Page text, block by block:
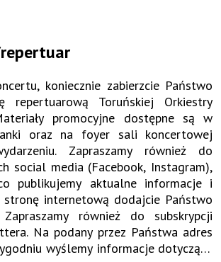
koniecznie zabierzcie Państwo
repertuarową Toruńskiej Orkiestry
oraz na foyer sali koncertowej
Zapraszamy również do
social media (Facebook, Instagram),
publikujemy aktualne informacje i
stronę internetową dodajcie Państwo
Na podany przez Państwa adres
wyślemy informacje dotyczące